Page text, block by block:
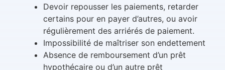
Devoir repousser les paiements, retarder
certains pour en payer d’autres, ou avoir
régulièrement des arriérés de paiement.
Impossibilité de maîtriser son endettement
Absence de remboursement d’un prêt
hypothécaire ou d’un autre prêt